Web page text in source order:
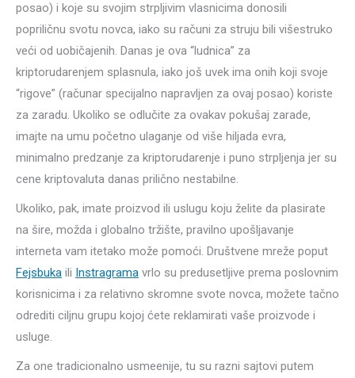
posao) i koje su svojim strpljivim vlasnicima donosili
popriličnu svotu novca, iako su računi za struju bili višestruko
veći od uobičajenih. Danas je ova “ludnica” za
kriptorudarenjem splasnula, iako još uvek ima onih koji svoje
“rigove” (računar specijalno napravljen za ovaj posao) koriste
za zaradu. Ukoliko se odlučite za ovakav pokušaj zarade,
imajte na umu početno ulaganje od više hiljada evra,
minimalno predzanje za kriptorudarenje i puno strpljenja jer su
cene kriptovaluta danas prilično nestabilne.
Ukoliko, pak, imate proizvod ili uslugu koju želite da plasirate
na šire, možda i globalno tržište, pravilno upošljavanje
interneta vam itetako može pomoći. Društvene mreže poput
Fejsbuka ili Instragrama vrlo su predusetljive prema poslovnim
korisnicima i za relativno skromne svote novca, možete tačno
odrediti ciljnu grupu kojoj ćete reklamirati vaše proizvode i
usluge.
Za one tradicionalno usmeenije, tu su razni sajtovi putem